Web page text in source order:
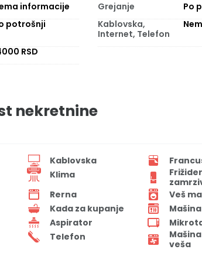
informacije Grejanje
Po
potrošnji
Kablovska,
Internet, Telefon
RSD
nekretnine
Kablovska
Klima
Rerna
Veš
Kada za kupanje
Aspirator
Telefon
veša